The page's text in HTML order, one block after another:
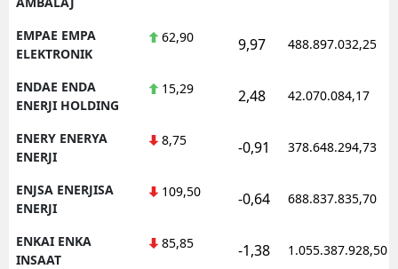
EMPAE EMPA
ELEKTRONIK
62,90 9,97 488.897.032,25
ENDAE ENDA
ENERJI HOLDING
15,29 2,48 42.070.084,17
ENERY ENERYA
ENERJI
8,75 -0,91 378.648.294,73
ENJSA ENERJISA
ENERJI
109,50 -0,64 688.837.835,70
ENKAI ENKA
INSAAT
85,85 -1,38 1.055.387.928,50